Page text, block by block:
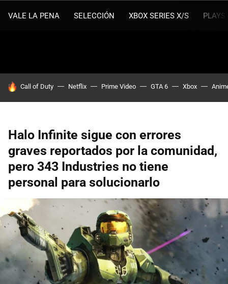
VALE LA PENA SELECCIÓN XBOX SERIES X/S
HOY SE HABLA DE
Call of Duty Netflix Prime Video GTA 6 Xbox
Halo Infinite sigue con errores
graves reportados por la comunidad,
pero 343 Industries no tiene
personal para solucionarlo